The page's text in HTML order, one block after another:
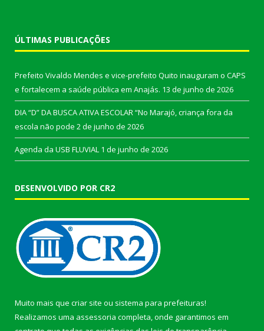
ÚLTIMAS PUBLICAÇÕES
Prefeito Vivaldo Mendes e vice-prefeito Quito inauguram o CAPS
e fortalecem a saúde pública em Anajás. 13 de junho de 2026
DIA “D” DA BUSCA ATIVA ESCOLAR “No Marajó, criança fora da
escola não pode 2 de junho de 2026
Agenda da USB FLUVIAL 1 de junho de 2026
DESENVOLVIDO POR CR2
Muito mais que criar site ou sistema para prefeituras!
Realizamos uma assessoria completa, onde garantimos em